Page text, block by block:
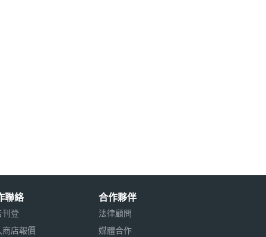
聯絡
刊登
商店報價
合作夥伴
法律顧問
媒體合作